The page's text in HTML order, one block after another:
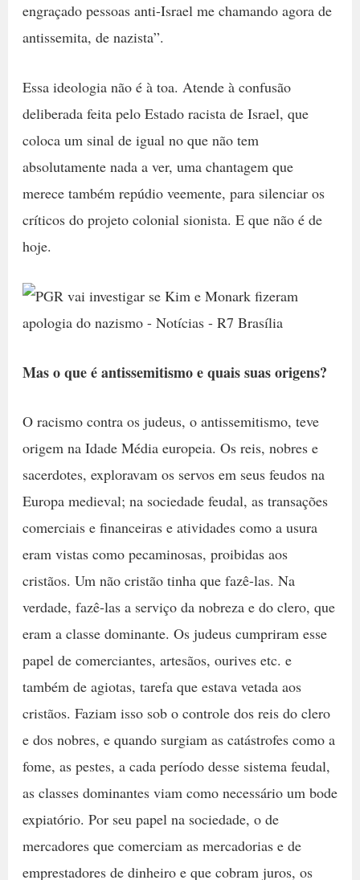
engraçado pessoas anti-Israel me chamando agora de
antissemita, de nazista”.
Essa ideologia não é à toa. Atende à confusão
deliberada feita pelo Estado racista de Israel, que
coloca um sinal de igual no que não tem
absolutamente nada a ver, uma chantagem que
merece também repúdio veemente, para silenciar os
críticos do projeto colonial sionista. E que não é de
hoje.
Mas o que é antissemitismo e quais suas origens?
O racismo contra os judeus, o antissemitismo, teve
origem na Idade Média europeia. Os reis, nobres e
sacerdotes, exploravam os servos em seus feudos na
Europa medieval; na sociedade feudal, as transações
comerciais e financeiras e atividades como a usura
eram vistas como pecaminosas, proibidas aos
cristãos. Um não cristão tinha que fazê-las. Na
verdade, fazê-las a serviço da nobreza e do clero, que
eram a classe dominante. Os judeus cumpriram esse
papel de comerciantes, artesãos, ourives etc. e
também de agiotas, tarefa que estava vetada aos
cristãos. Faziam isso sob o controle dos reis do clero
e dos nobres, e quando surgiam as catástrofes como a
fome, as pestes, a cada período desse sistema feudal,
as classes dominantes viam como necessário um bode
expiatório. Por seu papel na sociedade, o de
mercadores que comerciam as mercadorias e de
emprestadores de dinheiro e que cobram juros, os